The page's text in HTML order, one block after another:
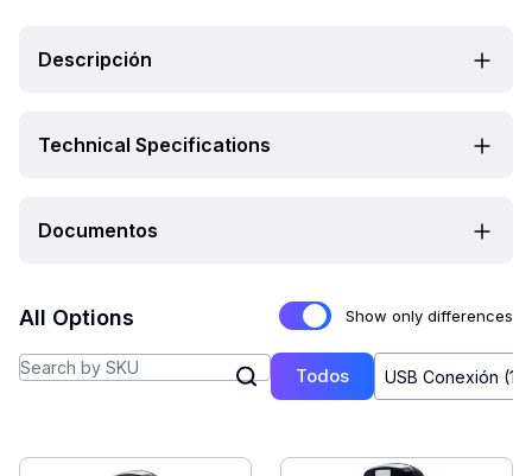
Descripción
Technical Specifications
Documentos
Show only differences
All Options
Todos USB Conexión (1)